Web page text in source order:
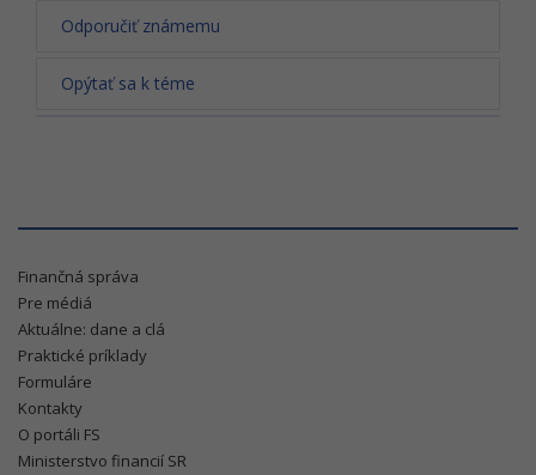
Odporučiť známemu
Opýtať sa k téme
Finančná správa
Pre médiá
Aktuálne: dane a clá
Praktické príklady
Formuláre
Kontakty
O portáli FS
Ministerstvo financií SR